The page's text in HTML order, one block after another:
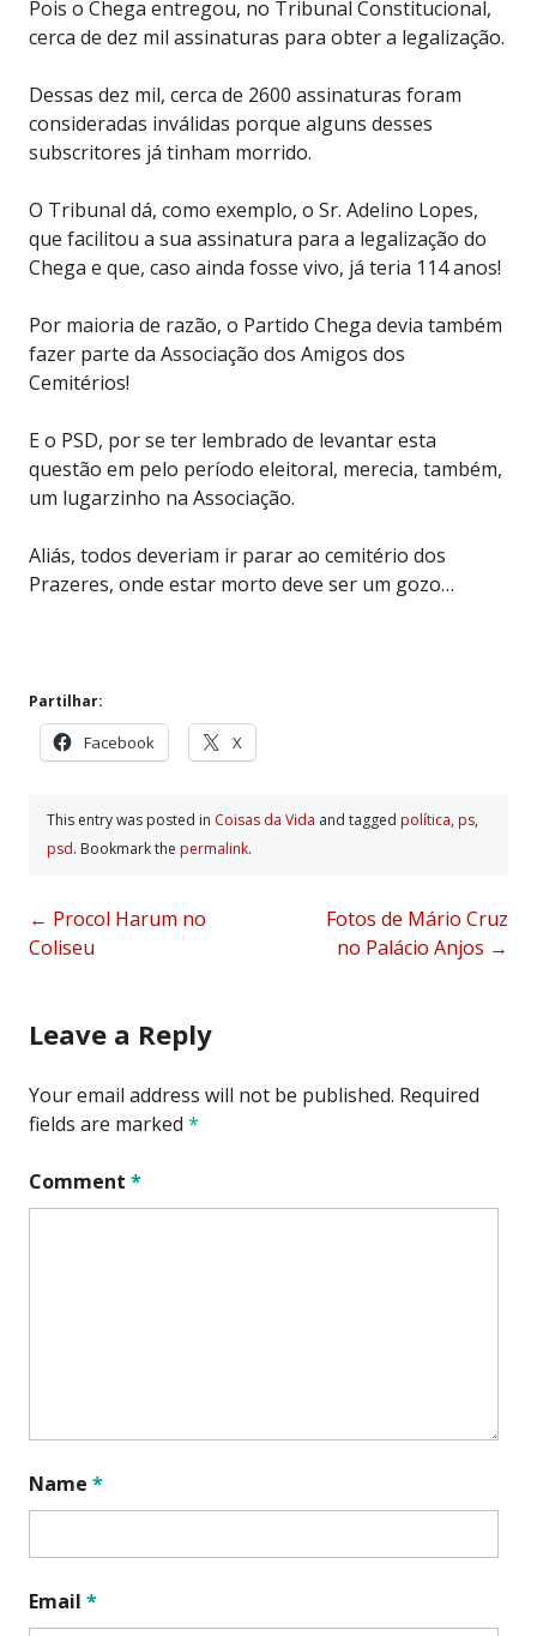
Pois o Chega entregou, no Tribunal Constitucional,
cerca de dez mil assinaturas para obter a legalização.
Dessas dez mil, cerca de 2600 assinaturas foram
consideradas inválidas porque alguns desses
subscritores já tinham morrido.
O Tribunal dá, como exemplo, o Sr. Adelino Lopes,
que facilitou a sua assinatura para a legalização do
Chega e que, caso ainda fosse vivo, já teria 114 anos!
Por maioria de razão, o Partido Chega devia também
fazer parte da Associação dos Amigos dos
Cemitérios!
E o PSD, por se ter lembrado de levantar esta
questão em pelo período eleitoral, merecia, também,
um lugarzinho na Associação.
Aliás, todos deveriam ir parar ao cemitério dos
Prazeres, onde estar morto deve ser um gozo…
Partilhar:
Facebook X
This entry was posted in Coisas da Vida and tagged polí­tica, ps,
psd. Bookmark the permalink.
Post
navigation
← Procol Harum no
Coliseu
Fotos de Mário Cruz
no Palácio Anjos →
Leave a Reply
Your email address will not be published. Required
fields are marked *
Comment *
Name *
Email *